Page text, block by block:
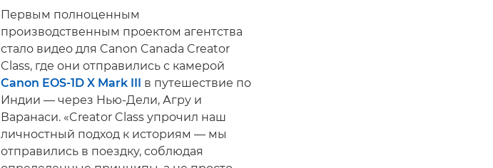
Первым полноценным
производственным проектом агентства
стало видео для Canon Canada Creator
Class, где они отправились с камерой
Canon EOS-1D X Mark III
в путешествие по
Индии — через Нью-Дели, Агру и
Варанаси. «Creator Class упрочил наш
личностный подход к историям — мы
отправились в поездку, соблюдая